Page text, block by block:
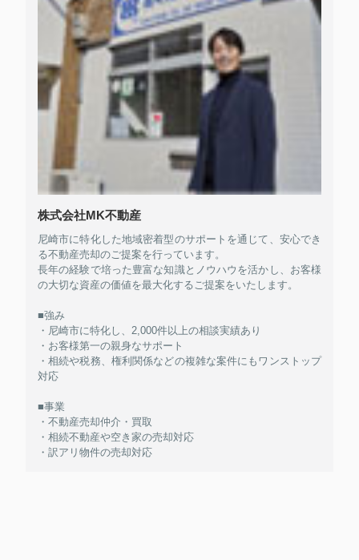
株式会社MK不動産
尼崎市に特化した地域密着型のサポートを通じて、安心でき
る不動産売却のご提案を行っています。
長年の経験で培った豊富な知識とノウハウを活かし、お客様
の大切な資産の価値を最大化するご提案をいたします。
■強み
・尼崎市に特化し、2,000件以上の相談実績あり
・お客様第一の親身なサポート
・相続や税務、権利関係などの複雑な案件にもワンストップ
対応
■事業
・不動産売却仲介・買取
・相続不動産や空き家の売却対応
・訳アリ物件の売却対応